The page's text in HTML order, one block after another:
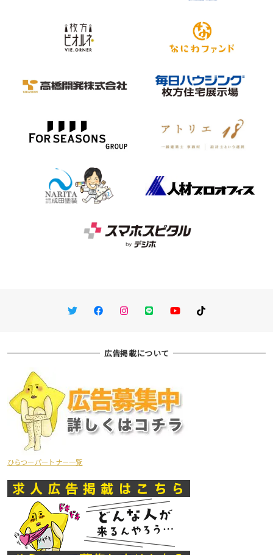
TwitterFacebookInstagram
LINE You TubeTikTok
広告掲載について
ひらつーパートナー一覧